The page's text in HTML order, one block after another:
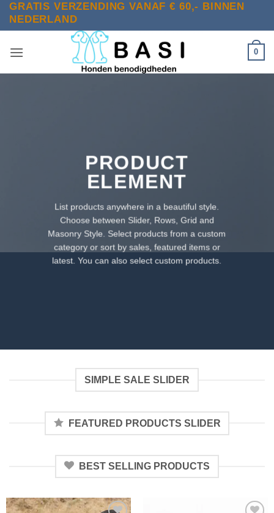
Ga
naar
GRATIS VERZENDING VANAF € 60,- BINNEN
NEDERLAND
0
PRODUCT
ELEMENT
List products anywhere in a beautiful style.
Choose between Slider, Rows, Grid and
Masonry Style. Select products from a custom
category or sort by sales, featured items or
latest. You can also select custom products.
SIMPLE SALE SLIDER
FEATURED PRODUCTS SLIDER
BEST SELLING PRODUCTS